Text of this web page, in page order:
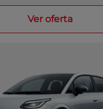
ver oferta